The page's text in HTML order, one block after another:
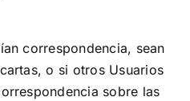
correspondencia, sean
o si otros Usuarios
sobre las